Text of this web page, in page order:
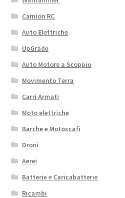
Camion RC
Auto Elettriche
UpGrade
Auto Motore a Scoppio
Movimento Terra
Carri Armati
Moto elettriche
Barche e Motoscafi
Droni
Aerei
Batterie e Caricabatterie
Ricambi